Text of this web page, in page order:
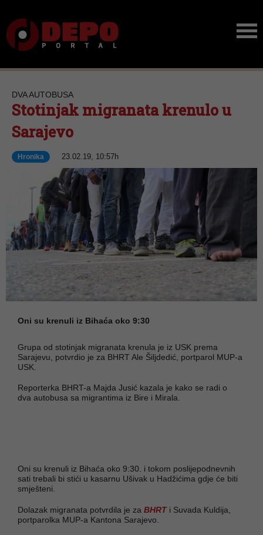
DVA AUTOBUSA
Stotinjak migranata krenulo u
Sarajevo
Hronika 23.02.19, 10:57h
Oni su krenuli iz Bihaća oko 9:30
Grupa od stotinjak migranata krenula je iz USK prema
Sarajevu, potvrdio je za BHRT Ale Šiljdedić, portparol MUP-a
USK.
Reporterka BHRT-a Majda Jusić kazala je kako se radi o
dva autobusa sa migrantima iz Bire i Mirala.
Oni su krenuli iz Bihaća oko 9:30. i tokom poslijepodnevnih
sati trebali bi stići u kasarnu Ušivak u Hadžićima gdje će biti
smješteni.
Dolazak migranata potvrdila je za BHRTi Suvada Kuldija,
portparolka MUP-a Kantona Sarajevo.